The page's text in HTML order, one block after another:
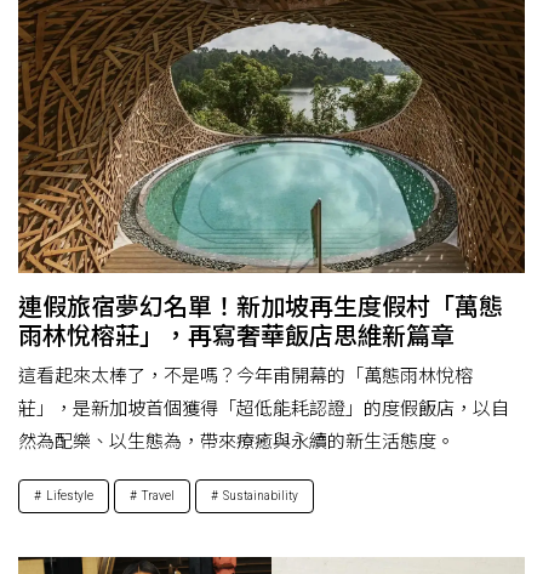
連假旅宿夢幻名單！新加坡再生度假村「萬態
雨林悅榕莊」，再寫奢華飯店思維新篇章
這看起來太棒了，不是嗎？今年甫開幕的「萬態雨林悅榕
莊」，是新加坡首個獲得「超低能耗認證」的度假飯店，以自
然為配樂、以生態為，帶來療癒與永續的新生活態度。
Lifestyle Travel Sustainability